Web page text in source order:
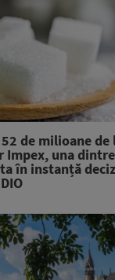
de milioane
Impex, una
în instanță